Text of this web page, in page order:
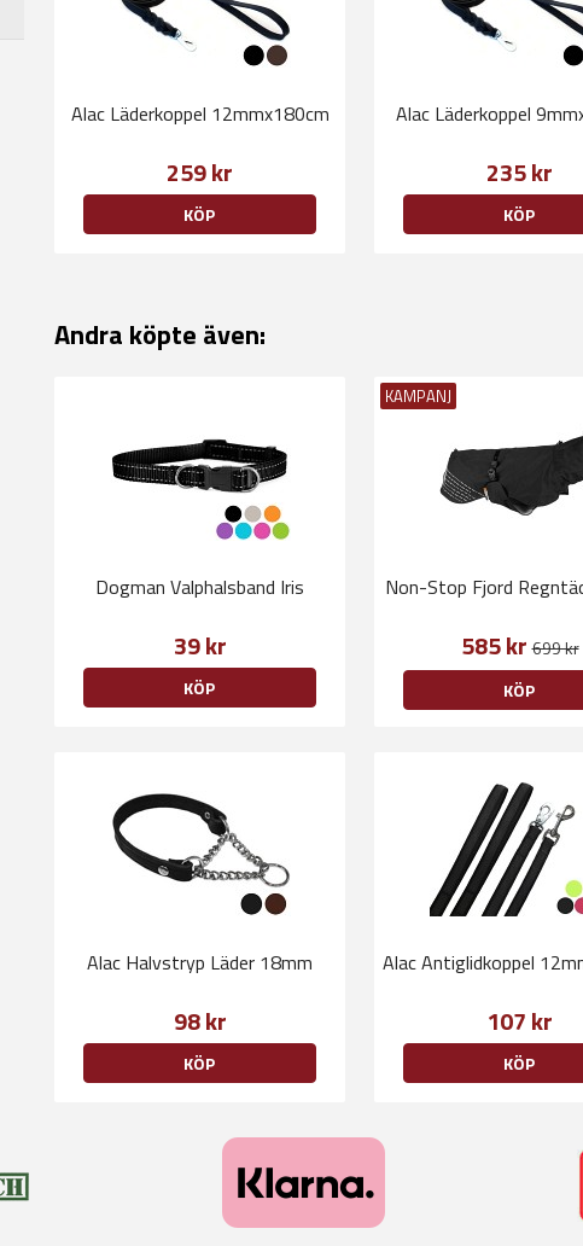
Alac Läderkoppel 12mmx180cm
259 kr
KÖP
Alac Läderkoppel
235 kr
KÖP
Andra köpte även:
Dogman Valphalsband Iris
39 kr
KÖP
KAMPANJ
Non-Stop Fjord
585 kr699 kr
KÖP
Alac Halvstryp Läder 18mm
98 kr
KÖP
Alac Antiglidkoppel
107 kr
KÖP